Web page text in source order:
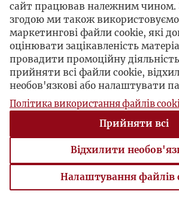
сайт працював належним
згодою ми також використовуємо
маркетингові файли cookie, які
оцінювати зацікавленість
провадити промоційну
прийняти всі файли cookie,
необов'язкові або налаштувати
Політика використання файлів
Прийняти всі
Відхилити
Налаштування файлів
Налаштування файлів cookie